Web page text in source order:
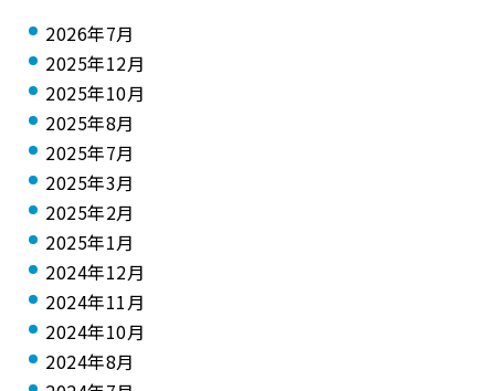
2026年7月
2025年12月
2025年10月
2025年8月
2025年7月
2025年3月
2025年2月
2025年1月
2024年12月
2024年11月
2024年10月
2024年8月